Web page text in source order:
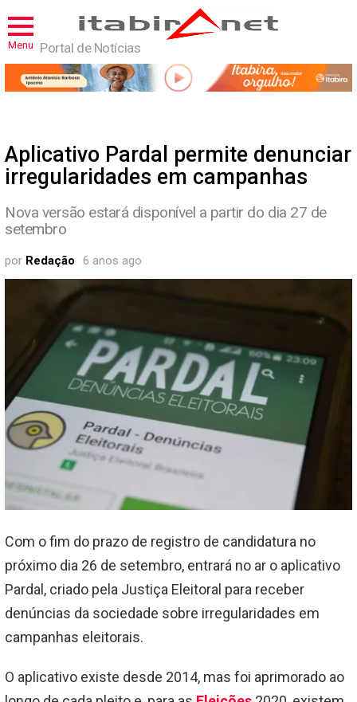
Menu Portal de Notícias
Aplicativo Pardal permite denunciar
irregularidades em campanhas
Nova versão estará disponível a partir do dia 27 de
setembro
por Redação 6 anos ago
Com o fim do prazo de registro de candidatura no
próximo dia 26 de setembro, entrará no ar o aplicativo
Pardal, criado pela Justiça Eleitoral para receber
denúncias da sociedade sobre irregularidades em
campanhas eleitorais.
O aplicativo existe desde 2014, mas foi aprimorado ao